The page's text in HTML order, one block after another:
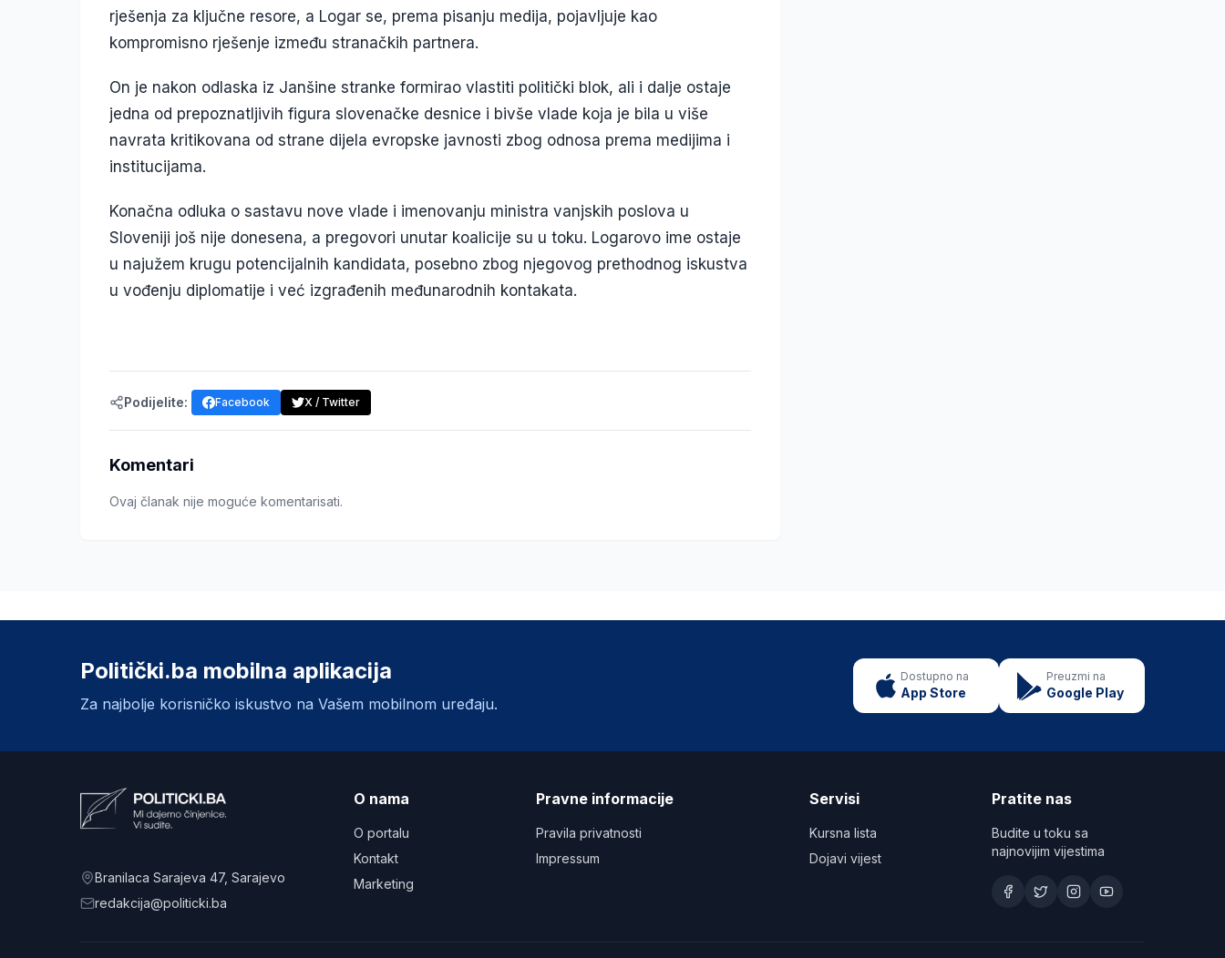
rješenja za ključne resore, a Logar se, prema pisanju medija, pojavljuje kao
kompromisno rješenje između stranačkih partnera.
On je nakon odlaska iz Janšine stranke formirao vlastiti politički blok, ali i dalje ostaje
jedna od prepoznatljivih figura slovenačke desnice i bivše vlade koja je bila u više
navrata kritikovana od strane dijela evropske javnosti zbog odnosa prema medijima i
institucijama.
Konačna odluka o sastavu nove vlade i imenovanju ministra vanjskih poslova u
Sloveniji još nije donesena, a pregovori unutar koalicije su u toku. Logarovo ime ostaje
u najužem krugu potencijalnih kandidata, posebno zbog njegovog prethodnog iskustva
u vođenju diplomatije i već izgrađenih međunarodnih kontakata.
Podijelite: Facebook X / Twitter
Komentari
Ovaj članak nije moguće komentarisati.
Politički.ba mobilna aplikacija
Za najbolje korisničko iskustvo na Vašem mobilnom uređaju.
Dostupno na
App Store
Preuzmi na
Google Play
Branilaca Sarajeva 47, Sarajevo
redakcija@politicki.ba
O nama
O portalu
Kontakt
Marketing
Pravne informacije
Pravila privatnosti
Impressum
Servisi
Kursna lista
Dojavi vijest
Pratite nas
Budite u toku sa
najnovijim vijestima